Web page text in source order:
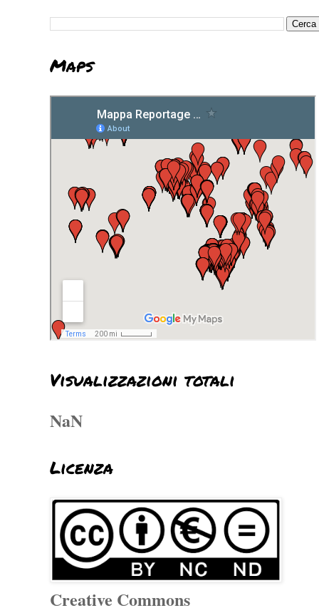
Maps
Visualizzazioni totali
NaN
Licenza
Creative Commons